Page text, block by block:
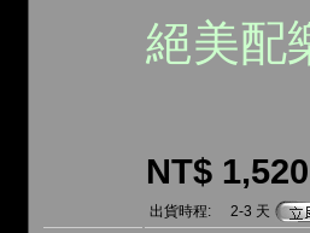
絕美配
NT$ 1,520
出貨時程:
2-3 天